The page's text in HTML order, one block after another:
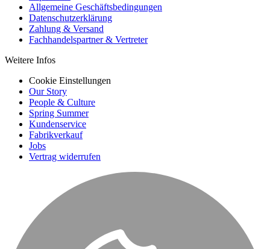
Allgemeine Geschäftsbedingungen
Datenschutzerklärung
Zahlung & Versand
Fachhandelspartner & Vertreter
Weitere Infos
Cookie Einstellungen
Our Story
People & Culture
Spring Summer
Kundenservice
Fabrikverkauf
Jobs
Vertrag widerrufen